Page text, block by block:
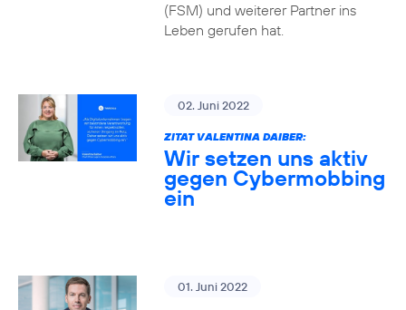
(FSM) und weiterer Partner ins
Leben gerufen hat.
02. Juni 2022
ZITAT VALENTINA DAIBER:
Wir setzen uns aktiv
gegen Cybermobbing
ein
01. Juni 2022